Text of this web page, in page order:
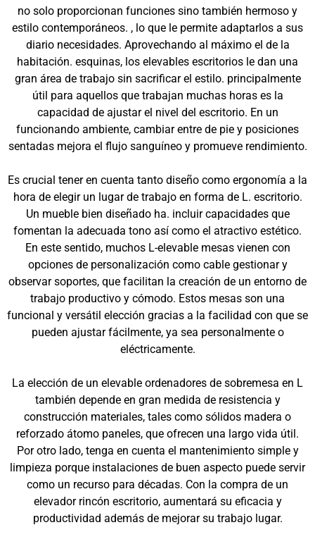
no solo proporcionan funciones sino también hermoso y
estilo contemporáneos. , lo que le permite adaptarlos a sus
diario necesidades. Aprovechando al máximo el de la
habitación. esquinas, los elevables escritorios le dan una
gran área de trabajo sin sacrificar el estilo. principalmente
útil para aquellos que trabajan muchas horas es la
capacidad de ajustar el nivel del escritorio. En un
funcionando ambiente, cambiar entre de pie y posiciones
sentadas mejora el flujo sanguíneo y promueve rendimiento.
Es crucial tener en cuenta tanto diseño como ergonomía a la
hora de elegir un lugar de trabajo en forma de L. escritorio.
Un mueble bien diseñado ha. incluir capacidades que
fomentan la adecuada tono así como el atractivo estético.
En este sentido, muchos L-elevable mesas vienen con
opciones de personalización como cable gestionar y
observar soportes, que facilitan la creación de un entorno de
trabajo productivo y cómodo. Estos mesas son una
funcional y versátil elección gracias a la facilidad con que se
pueden ajustar fácilmente, ya sea personalmente o
eléctricamente.
La elección de un elevable ordenadores de sobremesa en L
también depende en gran medida de resistencia y
construcción materiales, tales como sólidos madera o
reforzado átomo paneles, que ofrecen una largo vida útil.
Por otro lado, tenga en cuenta el mantenimiento simple y
limpieza porque instalaciones de buen aspecto puede servir
como un recurso para décadas. Con la compra de un
elevador rincón escritorio, aumentará su eficacia y
productividad además de mejorar su trabajo lugar.